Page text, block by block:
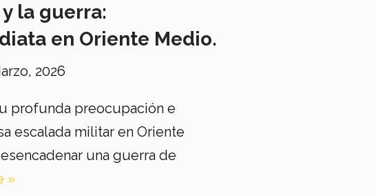
la guerra:
en Oriente Medio.
2026
profunda preocupación e
escalada militar en Oriente
una guerra de
»